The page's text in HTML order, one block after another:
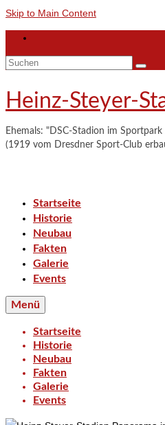
Skip to Main Content
Suchen
Heinz-Steyer-
Ehemals: "DSC-Stadion im Sportpark
(1919 vom Dresdner Sport-Club
Startseite
Historie
Neubau
Fakten
Galerie
Events
Menü
Startseite
Historie
Neubau
Fakten
Galerie
Events